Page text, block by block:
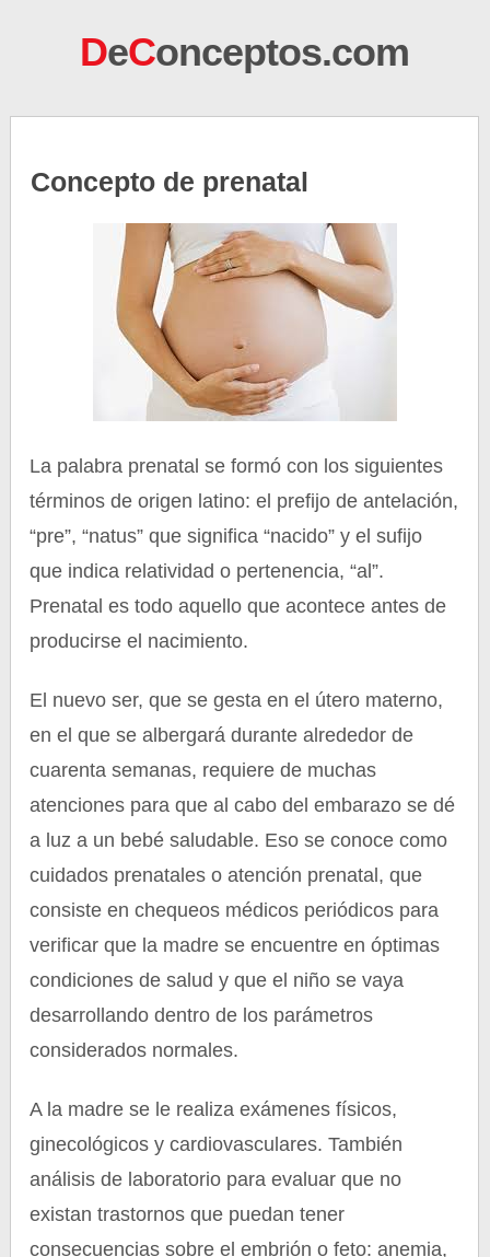
DeConceptos.com
Concepto de prenatal
La palabra prenatal se formó con los siguientes
términos de origen latino: el prefijo de antelación,
“pre”, “natus” que significa “nacido” y el sufijo
que indica relatividad o pertenencia, “al”.
Prenatal es todo aquello que acontece antes de
producirse el nacimiento.
El nuevo ser, que se gesta en el útero materno,
en el que se albergará durante alrededor de
cuarenta semanas, requiere de muchas
atenciones para que al cabo del embarazo se dé
a luz a un bebé saludable. Eso se conoce como
cuidados prenatales o atención prenatal, que
consiste en chequeos médicos periódicos para
verificar que la madre se encuentre en óptimas
condiciones de salud y que el niño se vaya
desarrollando dentro de los parámetros
considerados normales.
A la madre se le realiza exámenes físicos,
ginecológicos y cardiovasculares. También
análisis de laboratorio para evaluar que no
existan trastornos que puedan tener
consecuencias sobre el embrión o feto: anemia,